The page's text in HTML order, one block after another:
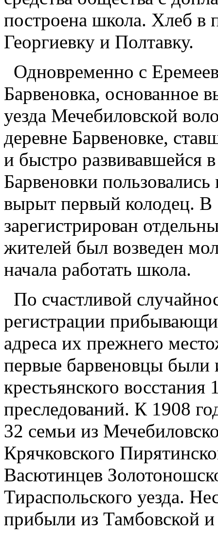
построена школа. Хлеб в
Георгиевку и Полтавку.
Одновременно с
Барвеновка, основанное
уезда Мечебиловской
деревне Барвеновке,
и быстро развивавшейся
Барвеновки
вырыт первый колодец. В
зарегистрирован
жителей был возведен
начала работать школа.
По счастливой
регистрации
адреса их прежнего
первые барвеновцы были
крестьянского
преследований. К 1908
32 семьи из
Крячковского
Васютинцев
Тираспольского уезда.
прибыли из Тамбовской